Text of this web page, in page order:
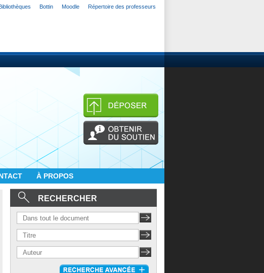
Bottin Moodle Répertoire des professeurs
À PROPOS
RECHERCHER